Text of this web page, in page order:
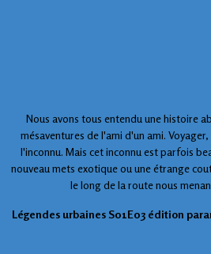
Nous avons tous entendu une histoire
mésaventures de l'ami d'un ami.
l'inconnu. Mais cet inconnu est parfois
nouveau mets exotique ou une étrange
le long de la route nous
Légendes urbaines S01E03 édition